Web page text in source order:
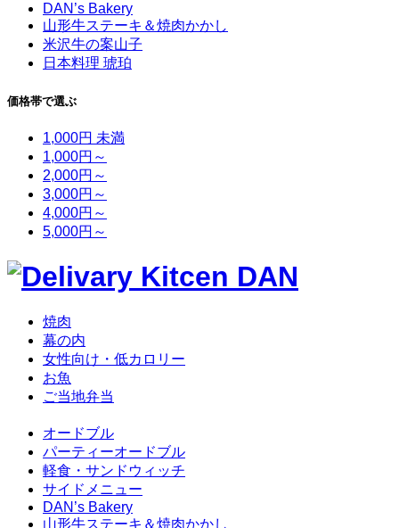
DAN’s Bakery
山形牛ステーキ＆焼肉かかし
米沢牛の案山子
日本料理 琥珀
価格帯で選ぶ
1,000円 未満
1,000円～
2,000円～
3,000円～
4,000円～
5,000円～
焼肉
幕の内
女性向け・低カロリー
お魚
ご当地弁当
オードブル
パーティーオードブル
軽食・サンドウィッチ
サイドメニュー
DAN’s Bakery
山形牛ステーキ＆焼肉かかし